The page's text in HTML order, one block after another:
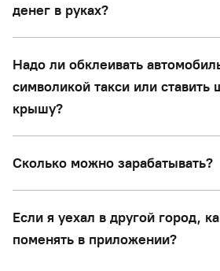
денег в руках?
Надо ли обклеивать
символикой такси или ставить
крышу?
Сколько можно зарабатывать?
Если я уехал в другой город,
поменять в приложении?